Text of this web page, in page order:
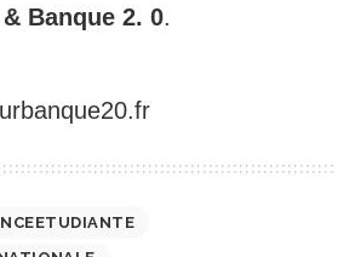
Banque 2. 0.